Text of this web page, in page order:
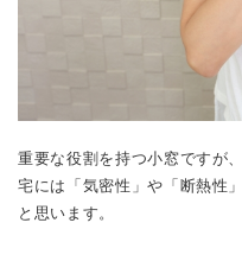
重要な役割を持つ小窓ですが
宅には「気密性」や「断熱性
と思います。